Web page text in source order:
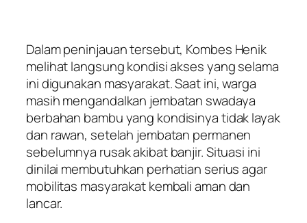
Dalam peninjauan tersebut, Kombes Henik
melihat langsung kondisi akses yang selama
ini digunakan masyarakat. Saat ini, warga
masih mengandalkan jembatan swadaya
berbahan bambu yang kondisinya tidak layak
dan rawan, setelah jembatan permanen
sebelumnya rusak akibat banjir. Situasi ini
dinilai membutuhkan perhatian serius agar
mobilitas masyarakat kembali aman dan
lancar.